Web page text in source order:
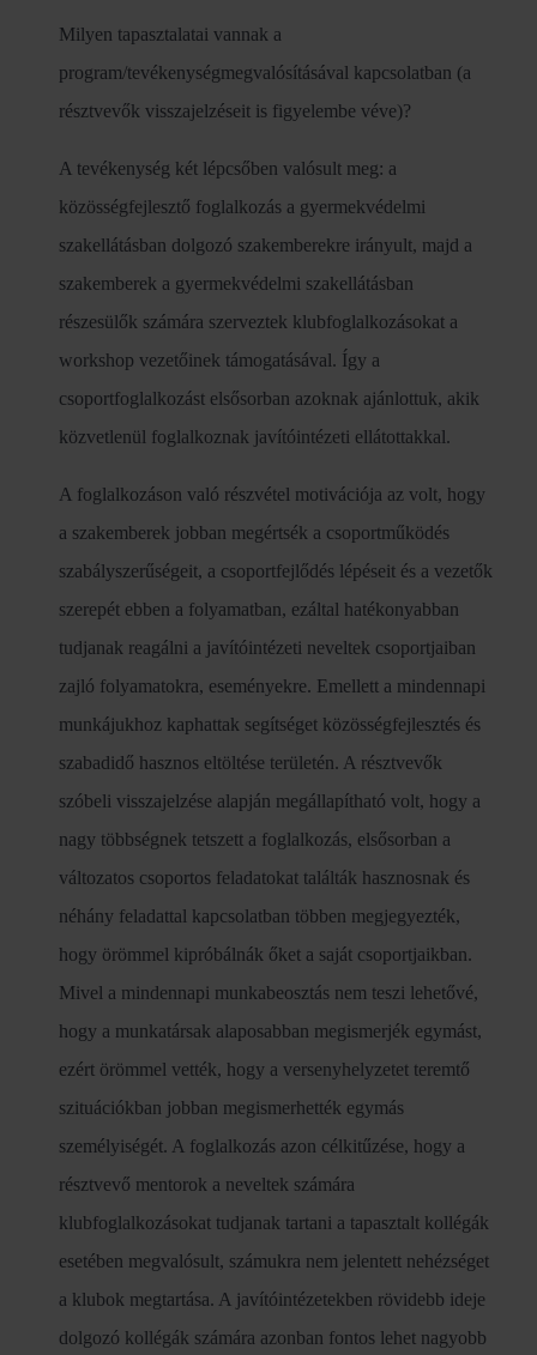
Milyen tapasztalatai vannak a
program/tevékenységmegvalósításával kapcsolatban (a
résztvevők visszajelzéseit is figyelembe véve)?
A tevékenység két lépcsőben valósult meg: a
közösségfejlesztő foglalkozás a gyermekvédelmi
szakellátásban dolgozó szakemberekre irányult, majd a
szakemberek a gyermekvédelmi szakellátásban
részesülők számára szerveztek klubfoglalkozásokat a
workshop vezetőinek támogatásával. Így a
csoportfoglalkozást elsősorban azoknak ajánlottuk, akik
közvetlenül foglalkoznak javítóintézeti ellátottakkal.
A foglalkozáson való részvétel motivációja az volt, hogy
a szakemberek jobban megértsék a csoportműködés
szabályszerűségeit, a csoportfejlődés lépéseit és a vezetők
szerepét ebben a folyamatban, ezáltal hatékonyabban
tudjanak reagálni a javítóintézeti neveltek csoportjaiban
zajló folyamatokra, eseményekre. Emellett a mindennapi
munkájukhoz kaphattak segítséget közösségfejlesztés és
szabadidő hasznos eltöltése területén. A résztvevők
szóbeli visszajelzése alapján megállapítható volt, hogy a
nagy többségnek tetszett a foglalkozás, elsősorban a
változatos csoportos feladatokat találták hasznosnak és
néhány feladattal kapcsolatban többen megjegyezték,
hogy örömmel kipróbálnák őket a saját csoportjaikban.
Mivel a mindennapi munkabeosztás nem teszi lehetővé,
hogy a munkatársak alaposabban megismerjék egymást,
ezért örömmel vették, hogy a versenyhelyzetet teremtő
szituációkban jobban megismerhették egymás
személyiségét. A foglalkozás azon célkitűzése, hogy a
résztvevő mentorok a neveltek számára
klubfoglalkozásokat tudjanak tartani a tapasztalt kollégák
esetében megvalósult, számukra nem jelentett nehézséget
a klubok megtartása. A javítóintézetekben rövidebb ideje
dolgozó kollégák számára azonban fontos lehet nagyobb